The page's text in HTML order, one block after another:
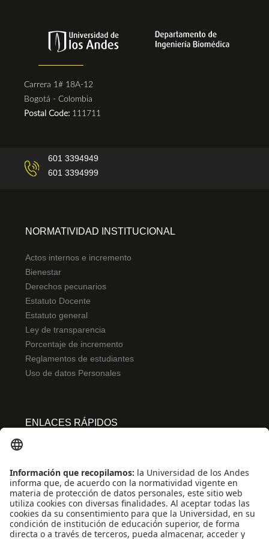
Carrera 1# 18A-12
Bogotá - Colombia
Postal Code: 111711
601 3394949
601 3394999
NORMATIVIDAD INSTITUCIONAL
Actos internos e incremento
Bienestar
Derechos pecunarios
Estatuto Docente
Estatuto general
Ley de transparencia
Porcentaje de incremento
Reglamentos de estudiantes
Uso de datos Personales
ENLACES RÁPIDOS
Convivencia y transparencia
Emergencias: Extensión 0000
Eventos destacados
Mapa del Sitio
Multimedia